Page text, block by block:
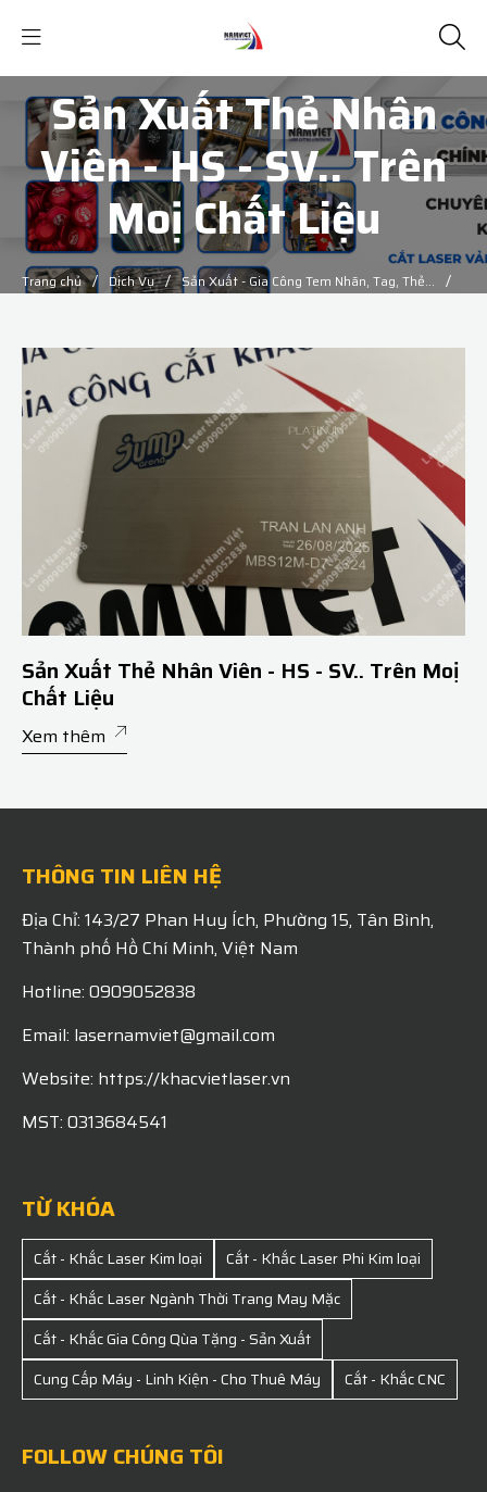
Sản Xuất Thẻ Nhân
Viên - HS - SV.. Trên
Moị Chất Liệu
Trang chủ / Dịch Vụ / Sản Xuất - Gia Công Tem Nhãn, Tag, Thẻ... /
Sản Xuất Thẻ Nhân Viên - HS - SV.. Trên Moị
Chất Liệu
Xem thêm
THÔNG TIN LIÊN HỆ
Địa Chỉ: 143/27 Phan Huy Ích, Phường 15, Tân Bình,
Thành phố Hồ Chí Minh, Việt Nam
Hotline: 0909052838
Email: lasernamviet@gmail.com
Website: https://khacvietlaser.vn
MST: 0313684541
TỪ KHÓA
Cắt - Khắc Laser Kim loại
Cắt - Khắc Laser Phi Kim loại
Cắt - Khắc Laser Ngành Thời Trang May Mặc
Cắt - Khắc Gia Công Qùa Tặng - Sản Xuất
Cung Cấp Máy - Linh Kiện - Cho Thuê Máy
Cắt - Khắc CNC
FOLLOW CHÚNG TÔI